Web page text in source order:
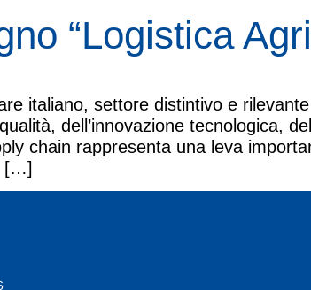
“Logistica
italiano, settore distintivo e
dell’innovazione tecnologica,
chain rappresenta una leva
[…]